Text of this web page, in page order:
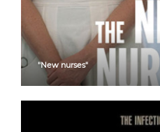
"New nurses"